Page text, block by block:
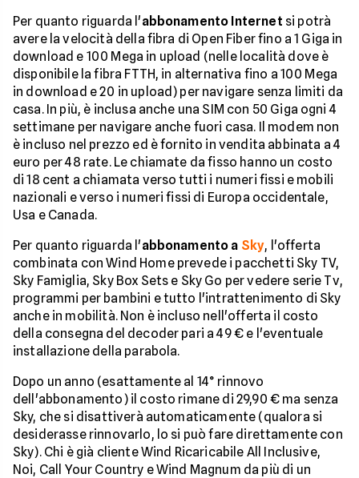
Per quanto riguarda l'abbonamento Internet si potrà
avere la velocità della fibra di Open Fiber fino a 1 Giga in
download e 100 Mega in upload (nelle località dove è
disponibile la fibra FTTH, in alternativa fino a 100 Mega
in download e 20 in upload) per navigare senza limiti da
casa. In più, è inclusa anche una SIM con 50 Giga ogni 4
settimane per navigare anche fuori casa. Il modem non
è incluso nel prezzo ed è fornito in vendita abbinata a 4
euro per 48 rate. Le chiamate da fisso hanno un costo
di 18 cent a chiamata verso tutti i numeri fissi e mobili
nazionali e verso i numeri fissi di Europa occidentale,
Usa e Canada.
Per quanto riguarda l'abbonamento a Sky, l'offerta
combinata con Wind Home prevede i pacchetti Sky TV,
Sky Famiglia, Sky Box Sets e Sky Go per vedere serie Tv,
programmi per bambini e tutto l'intrattenimento di Sky
anche in mobilità. Non è incluso nell'offerta il costo
della consegna del decoder pari a 49 € e l'eventuale
installazione della parabola.
Dopo un anno (esattamente al 14° rinnovo
dell'abbonamento) il costo rimane di 29,90 € ma senza
Sky, che si disattiverà automaticamente (qualora si
desiderasse rinnovarlo, lo si può fare direttamente con
Sky). Chi è già cliente Wind Ricaricabile All Inclusive,
Noi, Call Your Country e Wind Magnum da più di un